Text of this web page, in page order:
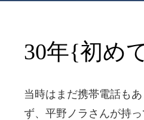
30年{初め
当時はまだ携帯電話も
ず、平野ノラさんが持っ